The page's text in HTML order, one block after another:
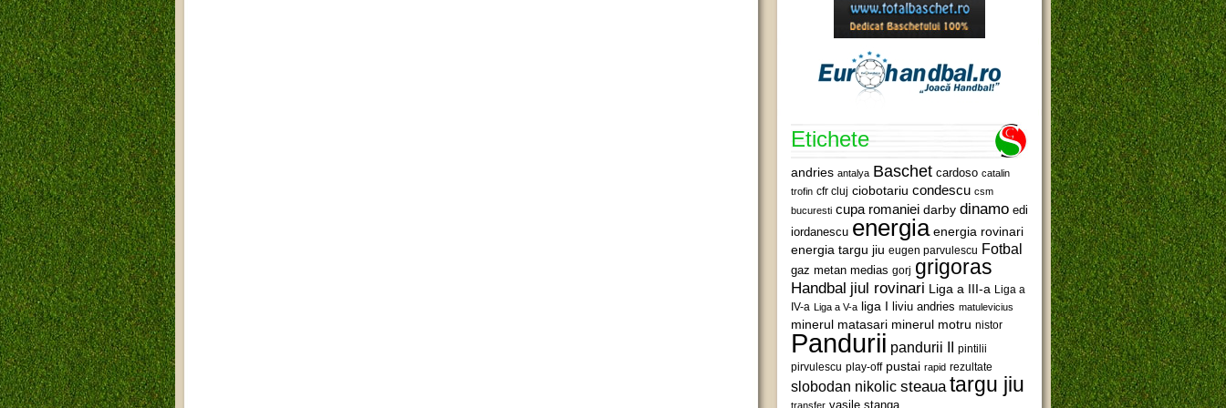
Etichete
andries antalya Baschet cardoso catalin
trofin cfr cluj ciobotariu condescu csm
bucuresti cupa romaniei darby dinamo edi
iordanescu energia energia rovinari
energia targu jiu eugen parvulescu Fotbal
gaz metan medias gorj grigoras
Handbal jiul rovinari Liga a III-a Liga a
IV-a Liga a V-a liga I liviu andries matulevicius
minerul matasari minerul motru nistor
Pandurii pandurii II pintilii
pirvulescu play-off pustai rapid rezultate
slobodan nikolic steaua targu jiu
transfer vasile stanga